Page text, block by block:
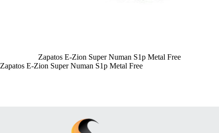
Zapatos E-Zion Super Numan S1p Metal Free
Zapatos E-Zion Super Numan S1p Metal Free